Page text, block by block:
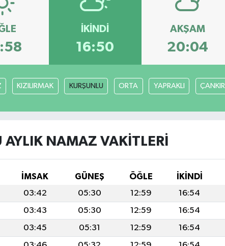
İKINDI
16:50
AKŞAM
20:04
KIZILIRMAK KURŞUNLU ORTA YAPRAKLI ÇANKIRI
AYLIK NAMAZ VAKITLERI
İMSAK GÜNEŞ ÖĞLE İKINDI
03:42 05:30 12:59 16:54
03:43 05:30 12:59 16:54
03:45 05:31 12:59 16:54